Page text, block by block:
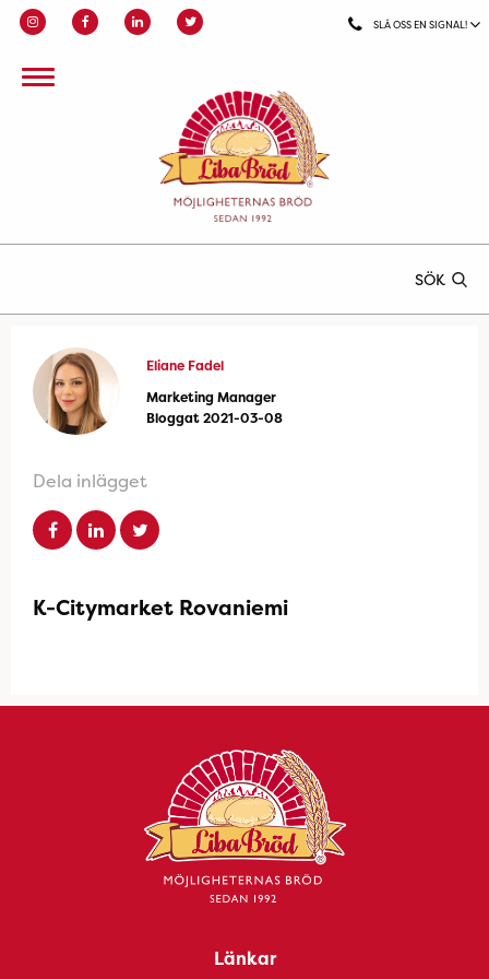
SLÅ OSS EN SIGNAL!
SÖK
Eliane Fadel
Marketing Manager
Bloggat 2021-03-08
Dela inlägget
K-Citymarket Rovaniemi
Länkar